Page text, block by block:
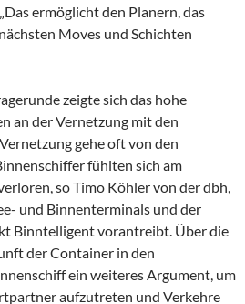
ermöglicht den Planern, das
Moves und Schichten
zeigte sich das hohe
an der Vernetzung mit den
gehe oft von den
fühlten sich am
so Timo Köhler von der dbh,
und Binnenterminals und der
Binntelligent vorantreibt. Über die
der Container in den
ein weiteres Argument, um
aufzutreten und Verkehre